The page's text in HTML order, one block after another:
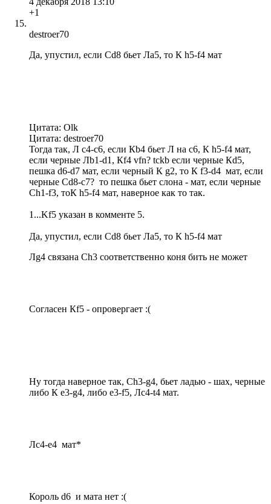
+1
destroer70
Да, упустил, если Сd8 бьет Лa5, то К h5-f4 мат
Цитата: Olk
Цитата: destroer70
Тогда так, Л с4-с6, если Кb4 бьет Л на с6, К h5-f4 мат,
если черные Лb1-d1, Кf4 vfn? tckb если черные Кd5,
пешка d6-d7 мат, если черный К g2, то К f3-d4 мат, если
черные Сd8-c7? то пешка бьет слона - мат, если черные
Сh1-f3, тоК h5-f4 мат, наверное как то так.
1...Kf5 указан в комменте 5.
Да, упустил, если Сd8 бьет Лa5, то К h5-f4 мат
Лg4 связана Сh3 соответственно коня бить не может
Согласен Кf5 - опровергает :(
Ну тогда наверное так, Сh3-g4, бьет ладью - шах, черные
либо К e3-g4, либо e3-f5, Лc4-t4 мат.
Лc4-e4 мат*
Король d6 и мата нет :(